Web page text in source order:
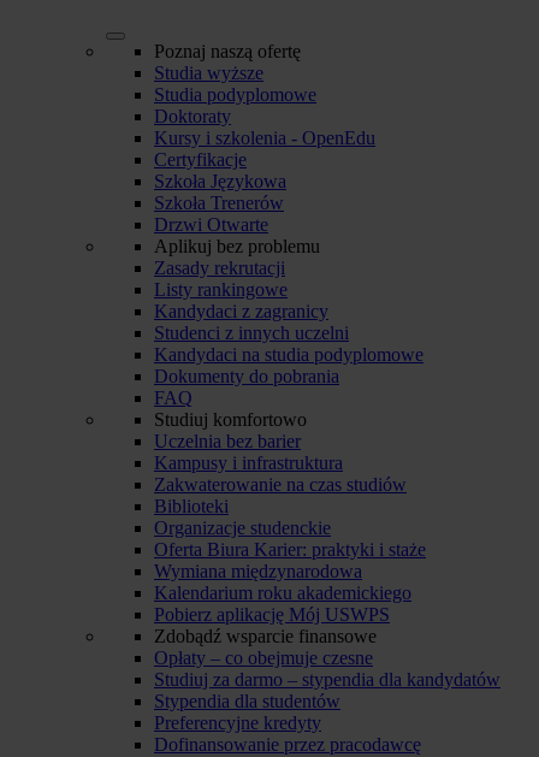
Poznaj naszą ofertę
Studia wyższe
Studia podyplomowe
Doktoraty
Kursy i szkolenia - OpenEdu
Certyfikacje
Szkoła Językowa
Szkoła Trenerów
Drzwi Otwarte
Aplikuj bez problemu
Zasady rekrutacji
Listy rankingowe
Kandydaci z zagranicy
Studenci z innych uczelni
Kandydaci na studia podyplomowe
Dokumenty do pobrania
FAQ
Studiuj komfortowo
Uczelnia bez barier
Kampusy i infrastruktura
Zakwaterowanie na czas studiów
Biblioteki
Organizacje studenckie
Oferta Biura Karier: praktyki i staże
Wymiana międzynarodowa
Kalendarium roku akademickiego
Pobierz aplikację Mój USWPS
Zdobądź wsparcie finansowe
Opłaty – co obejmuje czesne
Studiuj za darmo – stypendia dla kandydatów
Stypendia dla studentów
Preferencyjne kredyty
Dofinansowanie przez pracodawcę